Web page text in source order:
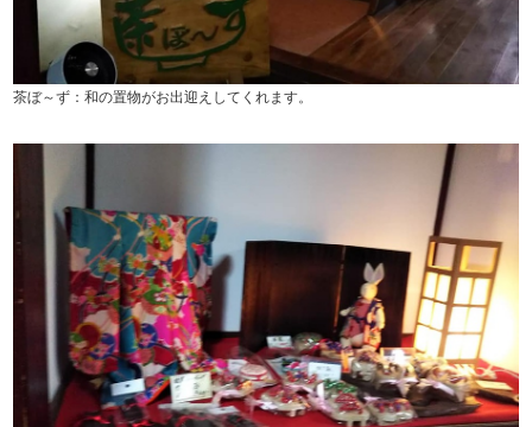
茶ぼ～ず：和の置物がお出迎えしてくれます。